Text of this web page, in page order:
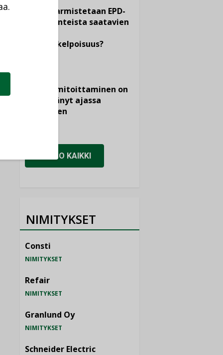
Miten varmistetaan EPD-
dokumenteista saatavien
vertailukelpoisuus?
viemärimitoittaminen on
jämähtänyt ajassa
paikalleen
KATSO KAIKKI
NIMITYKSET
Consti
NIMITYKSET
Refair
NIMITYKSET
Granlund Oy
NIMITYKSET
Schneider Electric